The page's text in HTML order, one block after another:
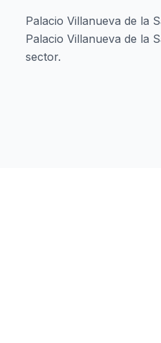
Palacio Villanueva de la
Palacio Villanueva de la
sector.